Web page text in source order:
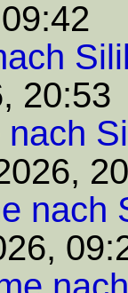
20:53
nach
nach